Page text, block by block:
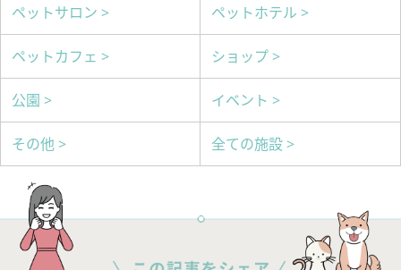
ペットサロン > ペットホテル >
ペットカフェ > ショップ >
公園 > イベント >
その他 > 全ての施設 >